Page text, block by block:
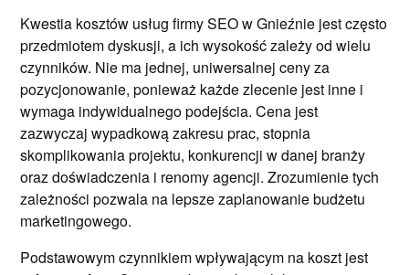
Kwestia kosztów usług firmy SEO w Gnieźnie jest często
przedmiotem dyskusji, a ich wysokość zależy od wielu
czynników. Nie ma jednej, uniwersalnej ceny za
pozycjonowanie, ponieważ każde zlecenie jest inne i
wymaga indywidualnego podejścia. Cena jest
zazwyczaj wypadkową zakresu prac, stopnia
skomplikowania projektu, konkurencji w danej branży
oraz doświadczenia i renomy agencji. Zrozumienie tych
zależności pozwala na lepsze zaplanowanie budżetu
marketingowego.
Podstawowym czynnikiem wpływającym na koszt jest